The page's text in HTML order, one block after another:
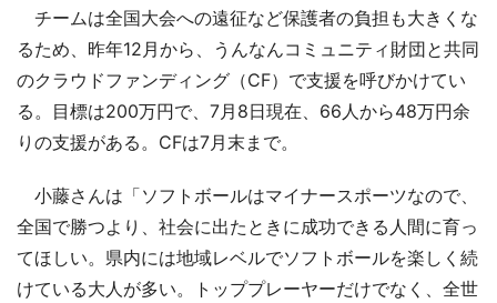
チームは全国大会への遠征など保護者の負担も大きくな
るため、昨年12月から、うんなんコミュニティ財団と共同
のクラウドファンディング（CF）で支援を呼びかけてい
る。目標は200万円で、7月8日現在、66人から48万円余
りの支援がある。CFは7月末まで。
小藤さんは「ソフトボールはマイナースポーツなので、
全国で勝つより、社会に出たときに成功できる人間に育っ
てほしい。県内には地域レベルでソフトボールを楽しく続
けている大人が多い。トッププレーヤーだけでなく、全世